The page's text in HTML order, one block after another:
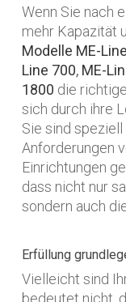
Wenn Sie nach
mehr Kapazität
Modelle ME-
Line 700, ME-
1800 die
sich durch ihre
Sie sind
Anforderungen
Einrichtungen
dass nicht nur
sondern auch
Erfüllung
Vielleicht sind
bedeutet nicht,